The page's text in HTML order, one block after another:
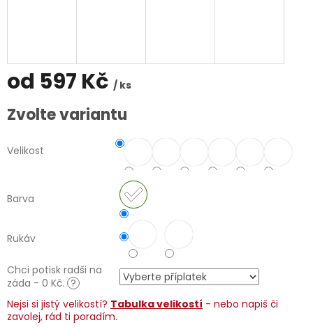
od 597 Kč / ks
Měrná
cena:
Zvolte variantu
Velikost
Barva
Rukáv
Chci potisk radši na
záda - 0 Kč. ?
Nejsi si jistý velikostí? Tabulka velikostí - nebo napiš či
zavolej, rád ti poradím.